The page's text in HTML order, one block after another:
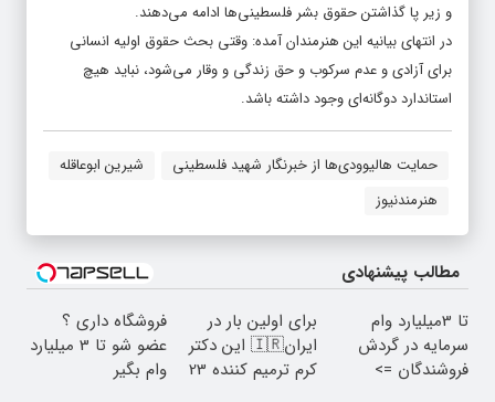
و زیر پا گذاشتن حقوق بشر فلسطینی‌ها ادامه می‌دهند.
در انتهای بیانیه این هنرمندان آمده: وقتی بحث حقوق اولیه انسانی
برای آزادی و عدم سرکوب و حق زندگی و وقار می‌شود، نباید هیچ
استاندارد دوگانه‌ای وجود داشته باشد.
حمایت هالیوودی‌ها از خبرنگار شهید فلسطینی
شیرین ابوعاقله
هنرمندنیوز
مطالب پیشنهادی
تا 3میلیارد وام
سرمایه در گردش
فروشندگان =>
برای اولین بار در
ایران🇮🇷 این دکتر
کرم ترمیم کننده 23
فروشگاه داری ؟
عضو شو تا 3 میلیارد
وام بگیر